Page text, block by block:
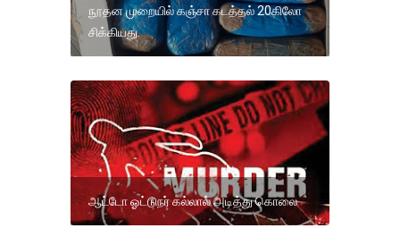
நூதன முறையில் கஞ்சா கடத்தல் 20கிலோ
சிக்கியது.
ஆட்டோ ஓட்டுநர் கல்லால் அடித்து கொலை